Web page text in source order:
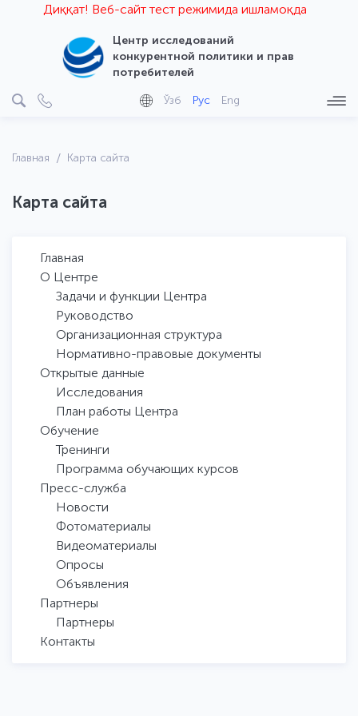
Диққат! Веб-сайт тест режимида ишламоқда
Центр исследований
конкурентной политики и прав
потребителей
Ўзб Рус Eng
Главная Карта сайта
Карта сайта
Главная
О Центре
Задачи и функции Центра
Руководство
Организационная структура
Нормативно-правовые документы
Открытые данные
Исследования
План работы Центра
Обучение
Тренинги
Программа обучающих курсов
Пресс-служба
Новости
Фотоматериалы
Видеоматериалы
Опросы
Объявления
Партнеры
Партнеры
Контакты